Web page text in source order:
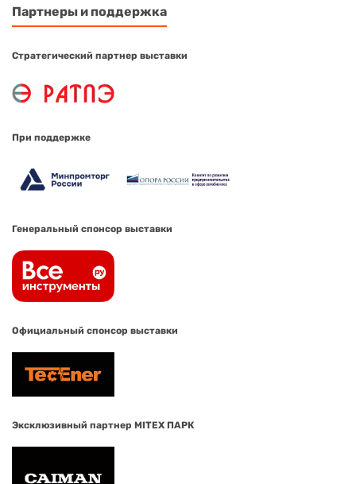
Партнеры и поддержка
Стратегический партнер выставки
При поддержке
Генеральный спонсор выставки
Официальный спонсор выставки
Эксклюзивный партнер MITEX ПАРК